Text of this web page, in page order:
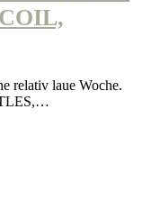
relativ laue Woche.